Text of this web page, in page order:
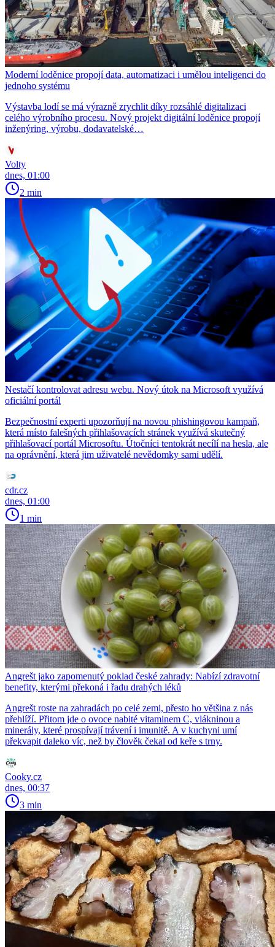
Moderní loděnice propojí data, automatizaci i umělou inteligenci do
jednoho systému
Výstavba lodí se má výrazně zrychlit díky rozsáhlé digitalizaci
celého výrobního procesu. Nový projekt digitální loděnice propojí
inženýring, výrobu, dodavatelské…
Volty
dnes, 01:00
2 min
Nestačí kontrolovat adresu webu. Nový útok na Microsoft využívá
oficiální portál
Bezpečnostní experti upozorňují na novou phishingovou kampaň,
která místo falešných přihlašovacích stránek využívá skutečný
přihlašovací portál Microsoftu. Útočníci tentokrát necílí na hesla, ale
na oprávnění, která jim uživatelé nevědomky sami udělí.
cdr.cz
dnes, 01:00
1 min
Angrešt jako zapomenutý poklad české zahrady: Nabízí zdravotní
benefity, kterými překoná i řadu drahých léků
Angrešt roste na zahradách po celé zemi, přesto ho většina z nás
přehlíží. Přitom jde o ovoce nabité vitaminem C, vlákninou a
minerály, které prospívají trávení i imunitě. A v kuchyni umí
překvapit daleko víc, než by člověk čekal od keře s trny.
Cooky.cz
dnes, 00:37
3 min